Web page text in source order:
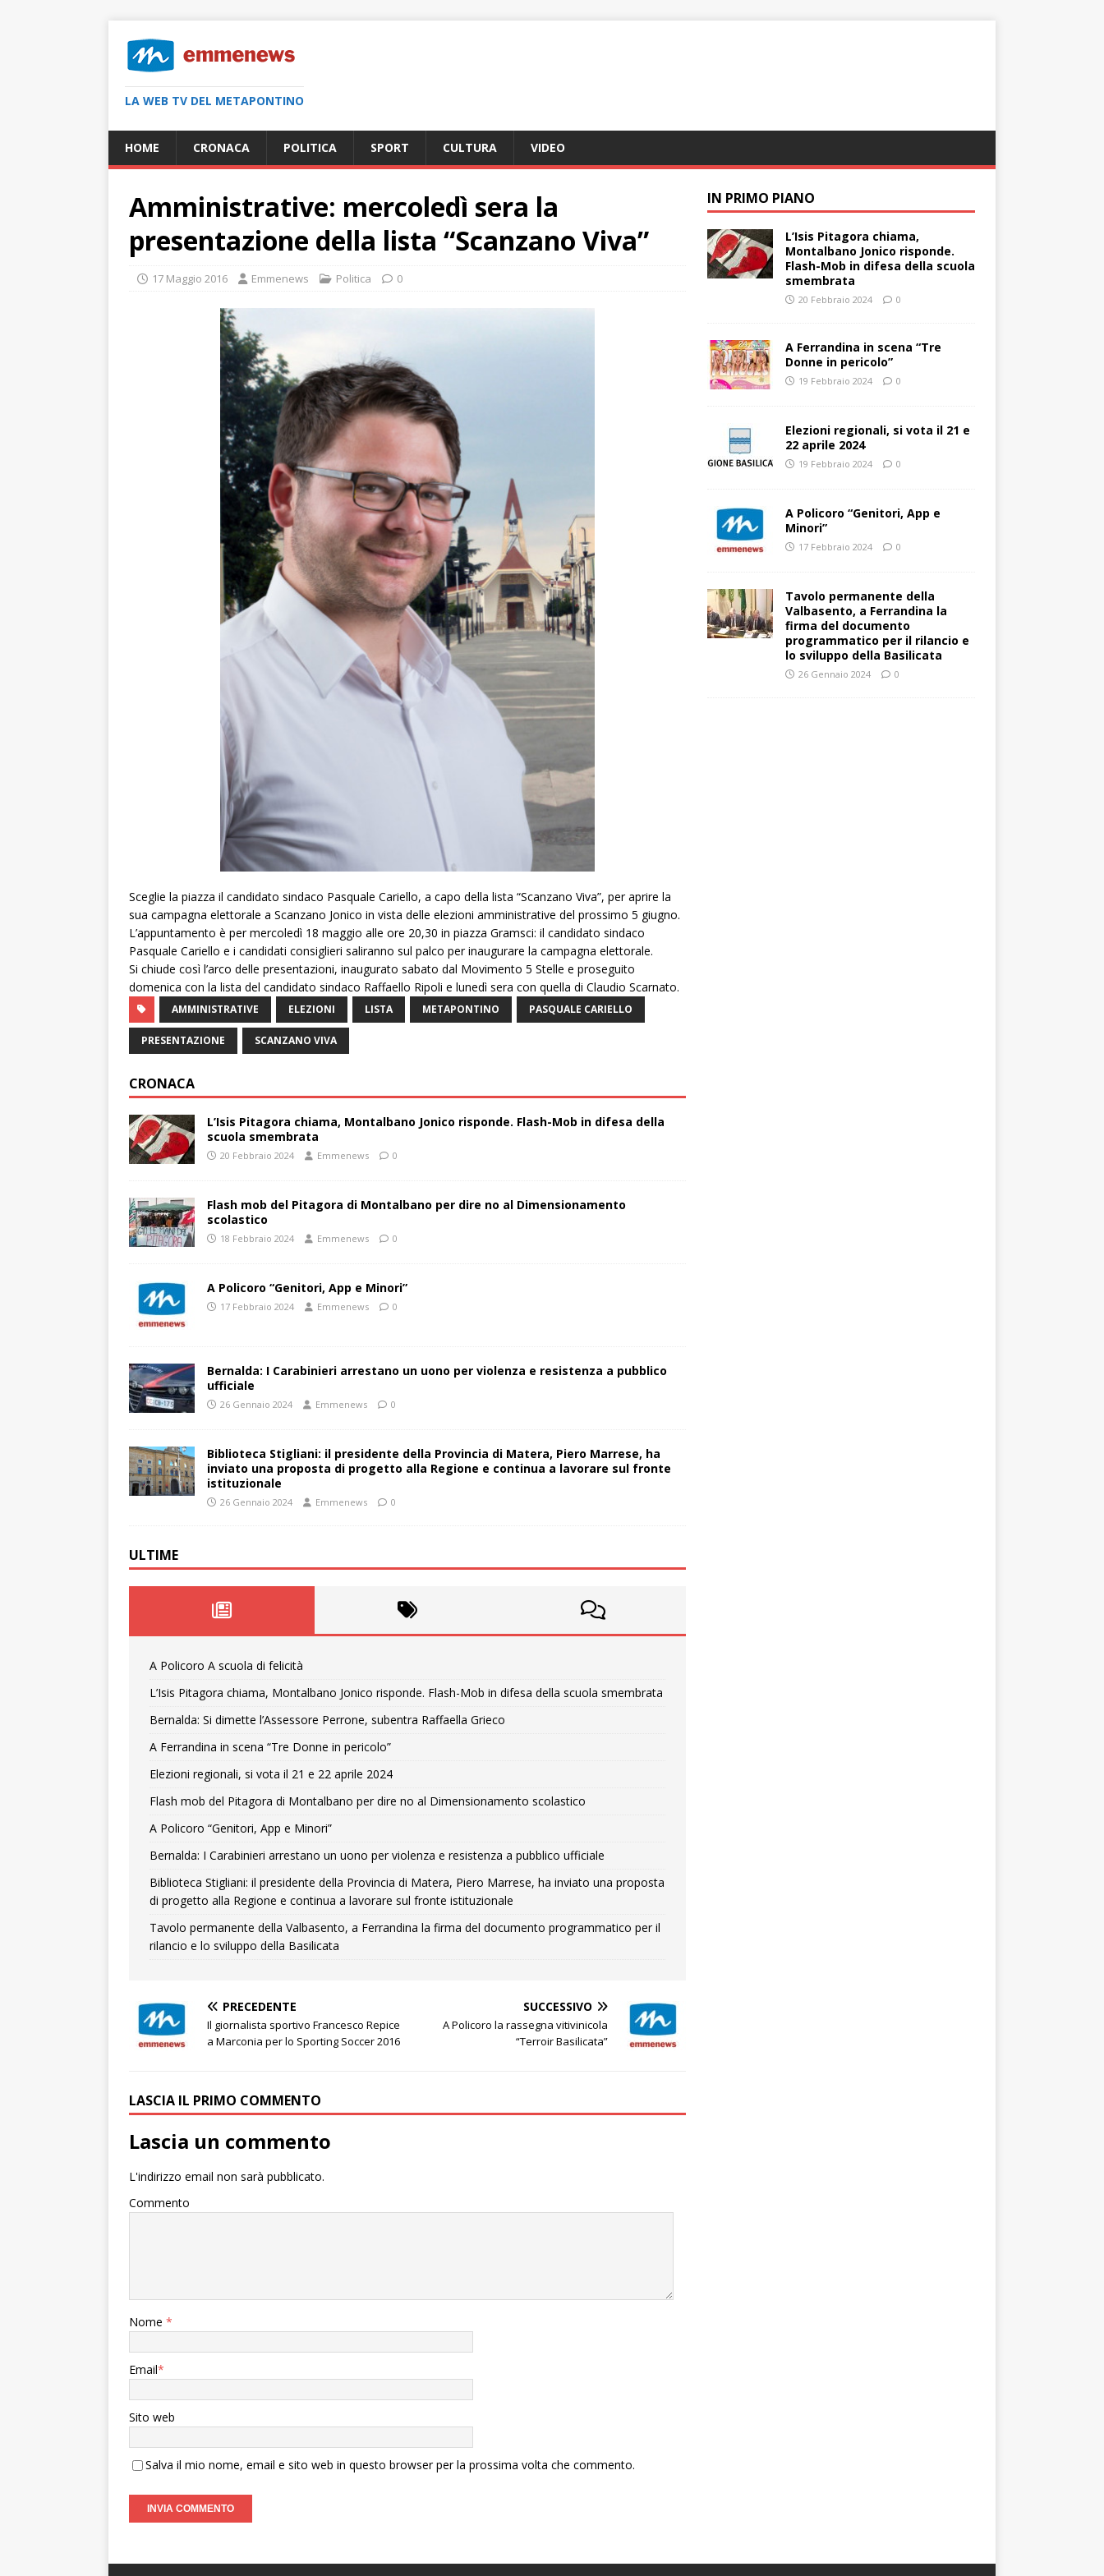
LA WEB TV DEL METAPONTINO
HOME CRONACA POLITICA SPORT CULTURA VIDEO
Amministrative: mercoledì sera la
presentazione della lista “Scanzano Viva”
17 Maggio 2016 Emmenews Politica 0
Sceglie la piazza il candidato sindaco Pasquale Cariello, a capo della lista “Scanzano Viva”, per aprire la
sua campagna elettorale a Scanzano Jonico in vista delle elezioni amministrative del prossimo 5 giugno.
L’appuntamento è per mercoledì 18 maggio alle ore 20,30 in piazza Gramsci: il candidato sindaco
Pasquale Cariello e i candidati consiglieri saliranno sul palco per inaugurare la campagna elettorale.
Si chiude così l’arco delle presentazioni, inaugurato sabato dal Movimento 5 Stelle e proseguito
domenica con la lista del candidato sindaco Raffaello Ripoli e lunedì sera con quella di Claudio Scarnato.
AMMINISTRATIVE ELEZIONI LISTA METAPONTINO PASQUALE CARIELLO
PRESENTAZIONE SCANZANO VIVA
CRONACA
L’Isis Pitagora chiama, Montalbano Jonico risponde. Flash-Mob in difesa della
scuola smembrata
20 Febbraio 2024 Emmenews 0
Flash mob del Pitagora di Montalbano per dire no al Dimensionamento
scolastico
18 Febbraio 2024 Emmenews 0
A Policoro “Genitori, App e Minori”
17 Febbraio 2024 Emmenews 0
Bernalda: I Carabinieri arrestano un uono per violenza e resistenza a pubblico
ufficiale
26 Gennaio 2024 Emmenews 0
Biblioteca Stigliani: il presidente della Provincia di Matera, Piero Marrese, ha
inviato una proposta di progetto alla Regione e continua a lavorare sul fronte
istituzionale
26 Gennaio 2024 Emmenews 0
ULTIME
A Policoro A scuola di felicità
L’Isis Pitagora chiama, Montalbano Jonico risponde. Flash-Mob in difesa della scuola smembrata
Bernalda: Si dimette l’Assessore Perrone, subentra Raffaella Grieco
A Ferrandina in scena “Tre Donne in pericolo”
Elezioni regionali, si vota il 21 e 22 aprile 2024
Flash mob del Pitagora di Montalbano per dire no al Dimensionamento scolastico
A Policoro “Genitori, App e Minori”
Bernalda: I Carabinieri arrestano un uono per violenza e resistenza a pubblico ufficiale
Biblioteca Stigliani: il presidente della Provincia di Matera, Piero Marrese, ha inviato una proposta
di progetto alla Regione e continua a lavorare sul fronte istituzionale
Tavolo permanente della Valbasento, a Ferrandina la firma del documento programmatico per il
rilancio e lo sviluppo della Basilicata
PRECEDENTE
Il giornalista sportivo Francesco Repice
a Marconia per lo Sporting Soccer 2016
SUCCESSIVO
A Policoro la rassegna vitivinicola
“Terroir Basilicata”
LASCIA IL PRIMO COMMENTO
Lascia un commento
L'indirizzo email non sarà pubblicato.
Commento
Nome *
Email*
Sito web
Salva il mio nome, email e sito web in questo browser per la prossima volta che commento.
IN PRIMO PIANO
L’Isis Pitagora chiama,
Montalbano Jonico risponde.
Flash-Mob in difesa della scuola
smembrata
20 Febbraio 2024 0
A Ferrandina in scena “Tre
Donne in pericolo”
19 Febbraio 2024 0
Elezioni regionali, si vota il 21 e
22 aprile 2024
19 Febbraio 2024 0
A Policoro “Genitori, App e
Minori”
17 Febbraio 2024 0
Tavolo permanente della
Valbasento, a Ferrandina la
firma del documento
programmatico per il rilancio e
lo sviluppo della Basilicata
26 Gennaio 2024 0